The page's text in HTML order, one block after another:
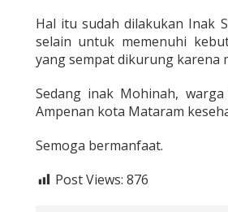
Hal itu sudah dilakukan Inak
selain untuk memenuhi
yang sempat dikurung karena
Sedang inak Mohinah,
Ampenan kota Mataram
Semoga bermanfaat.
Post Views: 876